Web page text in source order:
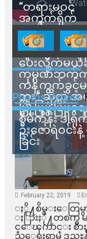
“တရားမဝင်
အကွက်ရိုက်
ရောင်းချမှုတွ
သက်ဆိုင်ရာတ
သူတွေက ဂရ
ပေးလိုက်မယ်
ကုမ္ပဏီဘက်
ကန့်ကွက်ခွင့်မ
ဘူး” ဆိုတဲ့ အ
မြို့ပြဖွံ့ဖြိုးရေ
စီမံကိန်း ဒါ
ဦးဇော်ရဲဝင်
ခြင်း
Photos Videos
February 22, 2019
ႏို႔စိမ္းေတြမွ
ႏြားႏို႔တစက္မွ မ
င္ေၾကာင္း စာ
သူေရးရာမွ ဒုညႊန္